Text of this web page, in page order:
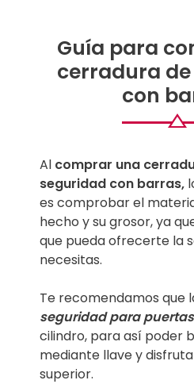
Guía para
cerradura
con
Al comprar una
seguridad con barras,
es comprobar el
hecho y su grosor, ya
que pueda ofrecerte la
necesitas.
Te recomendamos que
seguridad para puertas
cilindro, para así poder
mediante llave y
superior.